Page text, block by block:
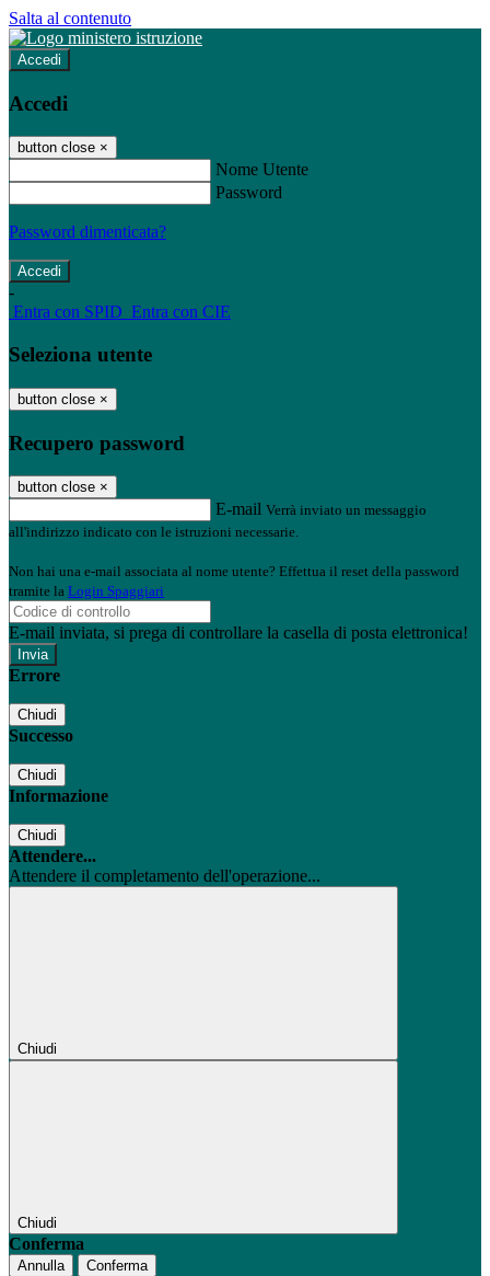
Salta al contenuto
Accedi
Accedi
button close ×
Nome Utente
Password
Password dimenticata?
-
Entra con SPID Entra con CIE
Seleziona utente
button close ×
Recupero password
button close ×
E-mail Verrà inviato un messaggio
all'indirizzo indicato con le istruzioni necessarie.
Non hai una e-mail associata al nome utente? Effettua il reset della password
tramite la Login Spaggiari
E-mail inviata, si prega di controllare la casella di posta elettronica!
Errore
Chiudi
Successo
Chiudi
Informazione
Chiudi
Attendere...
Attendere il completamento dell'operazione...
Chiudi
Chiudi
Conferma
Annulla Conferma